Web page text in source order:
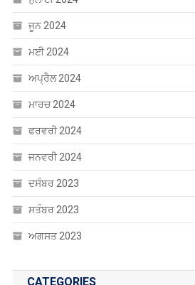
ਜੂਨ 2024
ਮਈ 2024
ਅਪ੍ਰੈਲ 2024
ਮਾਰਚ 2024
ਫਰਵਰੀ 2024
ਜਨਵਰੀ 2024
ਦਸੰਬਰ 2023
ਸਤੰਬਰ 2023
ਅਗਸਤ 2023
CATEGORIES